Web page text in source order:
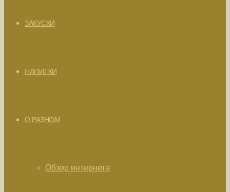
ЗАКУСКИ
НАПИТКИ
О РАЗНОМ
Обзор интернета